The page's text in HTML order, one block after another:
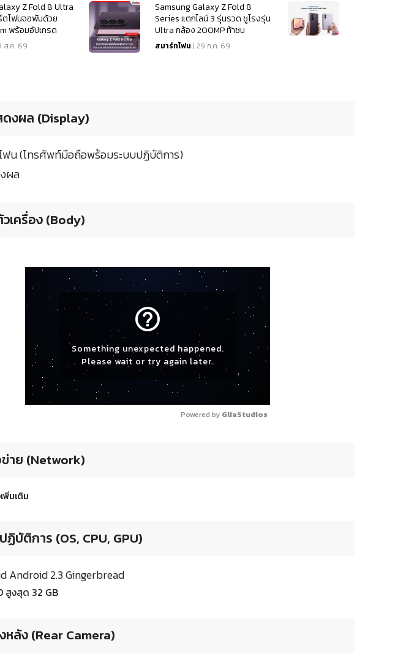
Z Fold 8 Ultra
ตโฟนจอพับด้วย
พร้อมอัปเกรด
นตา
ส.ค. 69
Samsung Galaxy Z Fold 8
Series แตกไลน์ 3 รุ่นรวด ชูโรงรุ่น
Ultra กล้อง 200MP ท้าชน
iPhone 18
สมาร์ทโฟน | 29 ก.ค. 69
งผล (Display)
ฟน (โทรศัพท์มือถือพร้อมระบบปฏิบัติการ)
ผล
เครื่อง (Body)
help_outline
Something unexpected happened.
Please wait or try again later.
Powered by GliaStudios
ข่าย (Network)
พิ่มเติม
ฏิบัติการ (OS, CPU, GPU)
Android 2.3 Gingerbread
สูงสุด 32 GB
หลัง (Rear Camera)